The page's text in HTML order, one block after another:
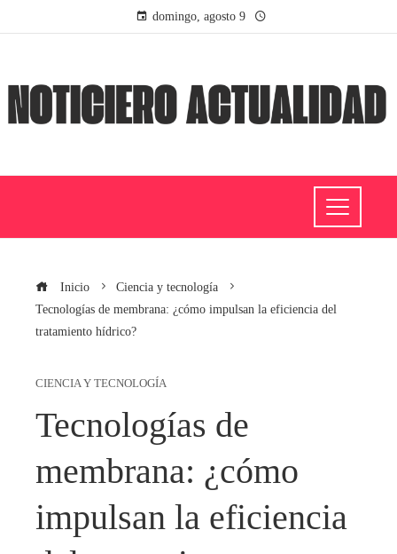
domingo, agosto 9
Inicio
Ciencia y tecnología
Tecnologías de membrana: ¿cómo impulsan la eficiencia del
tratamiento hídrico?
CIENCIA Y TECNOLOGÍA
Tecnologías de
membrana: ¿cómo
impulsan la eficiencia